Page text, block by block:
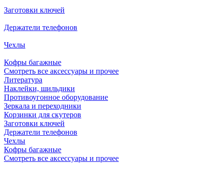
Заготовки ключей
Держатели телефонов
Чехлы
Кофры багажные
Смотреть все аксессуары и прочее
Литература
Наклейки, шильдики
Противоугонное оборудование
Зеркала и переходники
Корзинки для скутеров
Заготовки ключей
Держатели телефонов
Чехлы
Кофры багажные
Смотреть все аксессуары и прочее